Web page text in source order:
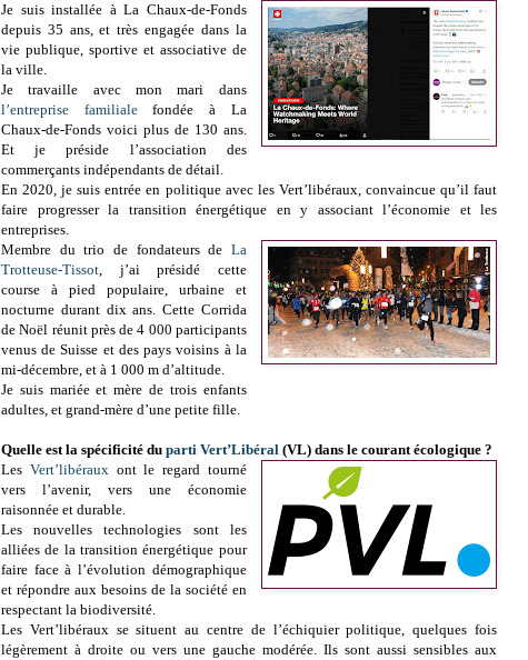
Je suis installée à La Chaux-de-Fonds
depuis 35 ans, et très engagée dans la
vie publique, sportive et associative de
la ville.
Je travaille avec mon mari dans
l’entreprise familialefondée à La
Chaux-de-Fonds voici plus de 130 ans.
Et je préside l’association des
commerçants indépendants de détail.
En 2020, je suis entrée en politique avec les Vert’libéraux, convaincue qu’il faut
faire progresser la transition énergétique en y associant l’économie et les
entreprises.
Membre du trio de fondateurs de La
Trotteuse-Tissot, j’ai présidé cette
course à pied populaire, urbaine et
nocturne durant dix ans. Cette Corrida
de Noël réunit près de 4 000 participants
venus de Suisse et des pays voisins à la
mi-décembre, et à 1 000 m d’altitude.
Je suis mariée et mère de trois enfants
adultes, et grand-mère d’une petite fille.
Quelle est la spécificité du parti Vert’Libéral (VL) dans le courant écologique ?
Les Vert’libéraux ont le regard tourné
vers l’avenir, vers une économie
raisonnée et durable.
Les nouvelles technologies sont les
alliées de la transition énergétique pour
faire face à l’évolution démographique
et répondre aux besoins de la société en
respectant la biodiversité.
Les Vert’libéraux se situent au centre de l’échiquier politique, quelques fois
légèrement à droite ou vers une gauche modérée. Ils sont aussi sensibles aux